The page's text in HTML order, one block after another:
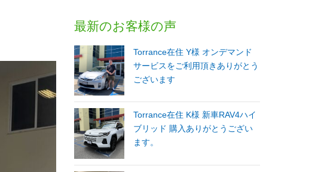
最新のお客様の声
Torrance在住 Y様 オンデマンド
サービスをご利用頂きありがとう
ございます
Torrance在住 K様 新車RAV4ハイ
ブリッド 購入ありがとうござい
ます。